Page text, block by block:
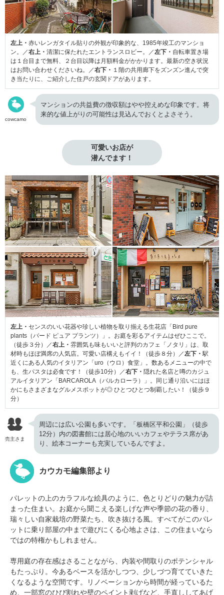
左上・ 赤いレンガタイル貼りの外観が印象的な、1985年竣工のマンショ
ン。／右上・ 清潔に保たれたエントランスロビー。／左下・ 自転車置き場
は１台目まで無料、２台目以降は月額料金がかかります。最新の空き状況
はお問い合わせくださいね。／右下・ １階の共用廊下をズンズン進んで突
き当たりに、ご紹介した住戸の玄関ドアがあります。
cowcamo
マンションの共益費の徴収額はやや控えめな印象です。将
来的な値上がりの可能性は見込んでおくとよさそう。
可愛いお店が
潜んでます！
左上・ センスのいい花器や珍しい植物を取り揃える生花店「Bird pure
plants（バード ピュア プランツ）」。お庭を彩るアイテムはぜひここで。
（徒歩３分）／右上・ 雰囲気も味もいいと評判のカフェ「ノタリ」は、取
材時もほぼ満席の人気店。可愛い店構えもイイ！（徒歩８分）／左下・駅
近くにある人気のイタリアン「uro（ウロ）食堂」。数あるメニューの中で
も、生パスタは必食です！（徒歩10分）／右下・ 隠れた名店と噂のカジュ
アルイタリアン「BARCAROLA（バルカローラ）」。同じ通り沿いにはほ
かにもさまざまなグルメスポットが◎ ひとつひとつ制覇したい！（徒歩９
分）
売主さま
周辺には広い公園も多いです。「板橋区平和公園」（徒歩
12分）内の図書館には居心地のいいカフェやテラス席があ
り、絵本コーナーも充実しているんですよ。
カウカモ編集部より
パレットの上のカラフルな絵具のように、色とりどりの魅力が詰
まった住まい。お庭から聞こえる楽しげな声や季節の花の香り、
瑞々しい自家栽培の野菜たち、吹き抜ける風。すべてがこのパレ
ットに乗り部屋の中まで遊びにくる心地よさは、この住まいなら
ではの特権かもしれません。
専用庭の存在感はさることながら、内装や間取りのポテンシャル
もたっぷり。今あるベースを活かしつつ、少しづつ育てていきた
くなるような空間です。リノベーションから時間が経っているた
め、一部窓のひび割れや壁のペイント剥げなど、手直ししてあげ